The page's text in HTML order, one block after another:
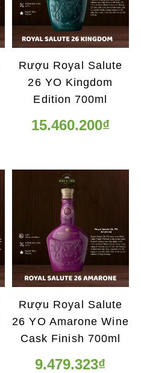
Rượu Royal Salute
26 YO Kingdom
Edition 700ml
15.460.200₫
Rượu Royal Salute
26 YO Amarone Wine
Cask Finish 700ml
9.479.323₫